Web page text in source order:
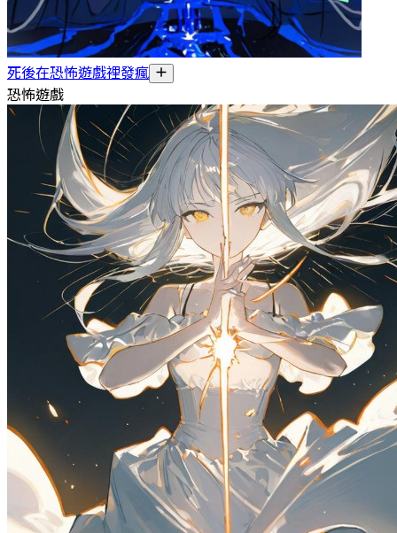
死後在恐怖遊戲裡發瘋
恐怖遊戲